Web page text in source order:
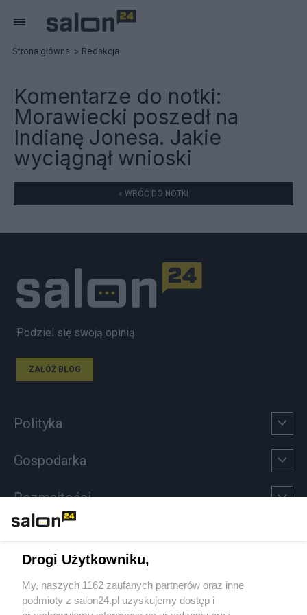
Strona główna Redakcja
Komentarze do notki:
Morawiecki poszedł na
Indianę Jonesa. Jakie
wyciągnął wnioski
« WRÓĆ DO NOTKI
Podziel się swoją opinią
ZAŁÓŻ BLOG
Polityka
Gospodarka
Rozmaitości
Sport
Społeczeństwo
Drogi Użytkowniku,
My, naszych 1162 zaufanych partnerów oraz inne
podmioty z salon24.pl uzyskujemy dostęp i